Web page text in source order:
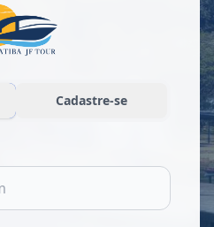
Cadastre-se